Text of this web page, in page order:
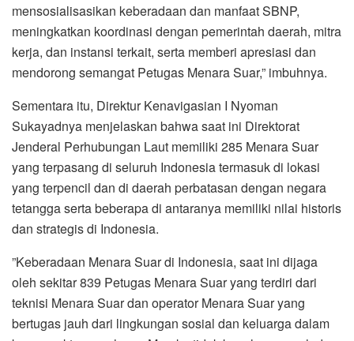
mensosialisasikan keberadaan dan manfaat SBNP,
meningkatkan koordinasi dengan pemerintah daerah, mitra
kerja, dan instansi terkait, serta memberi apresiasi dan
mendorong semangat Petugas Menara Suar,” imbuhnya.
Sementara itu, Direktur Kenavigasian I Nyoman
Sukayadnya menjelaskan bahwa saat ini Direktorat
Jenderal Perhubungan Laut memiliki 285 Menara Suar
yang terpasang di seluruh Indonesia termasuk di lokasi
yang terpencil dan di daerah perbatasan dengan negara
tetangga serta beberapa di antaranya memiliki nilai historis
dan strategis di Indonesia.
”Keberadaan Menara Suar di Indonesia, saat ini dijaga
oleh sekitar 839 Petugas Menara Suar yang terdiri dari
teknisi Menara Suar dan operator Menara Suar yang
bertugas jauh dari lingkungan sosial dan keluarga dalam